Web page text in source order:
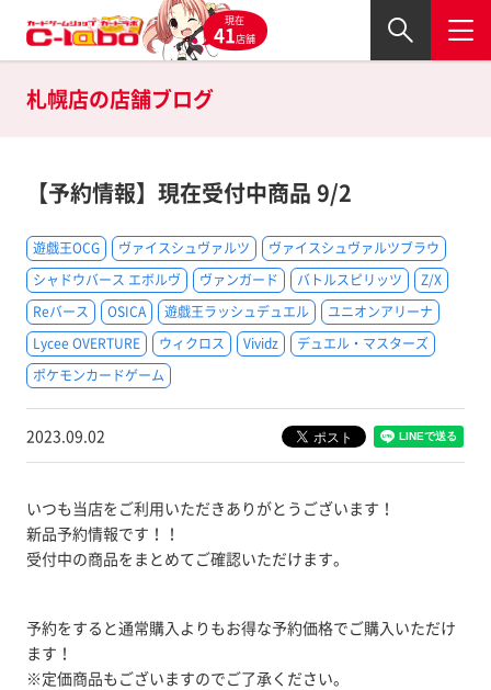
現在
41店舗
札幌店の店舗ブログ
【予約情報】現在受付中商品 9/2
遊戯王OCG ヴァイスシュヴァルツ
ヴァイスシュヴァルツブラウ
シャドウバース エボルヴ
ヴァンガード バトルスピリッツ
Z/X
Reバース
OSICA 遊戯王ラッシュデュエル
ユニオンアリーナ
Lycee OVERTURE
ウィクロス Vividz
デュエル・マスターズ
ポケモンカードゲーム
2023.09.02
いつも当店をご利用いただきありがとうございます！
新品予約情報です！！
受付中の商品をまとめてご確認いただけます。
予約をすると通常購入よりもお得な予約価格でご購入いただけ
ます！
※定価商品もございますのでご了承ください。